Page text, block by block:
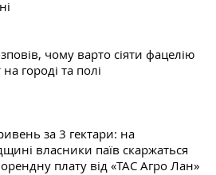
чому варто сіяти фацелію
городі та полі
за 3 гектари: на
власники паїв скаржаться
плату від «ТАС Агро Лан»